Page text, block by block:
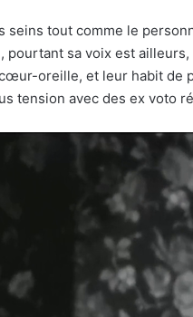
seins tout comme le
pourtant sa voix est
oreille, et leur habit de
tension avec des ex voto